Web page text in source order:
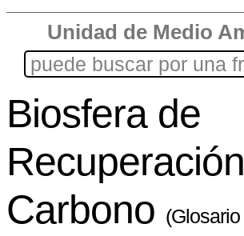
Unidad de Medio
Biosfera de
Carbono